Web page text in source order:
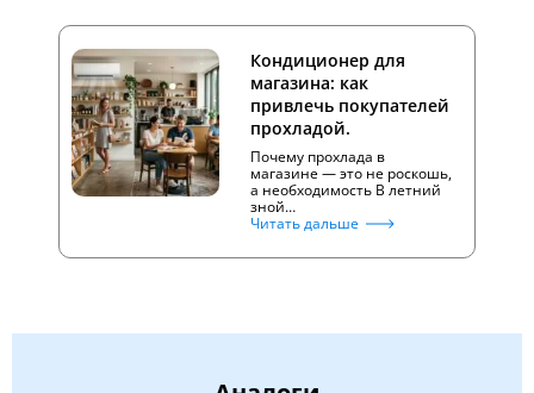
Кондиционер для
магазина: как
привлечь покупателей
прохладой.
Почему прохлада в
магазине — это не роскошь,
а необходимость В летний
зной…
Читать дальше